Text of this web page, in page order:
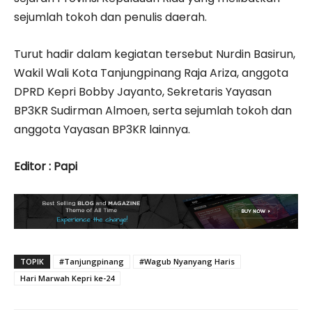
sejumlah tokoh dan penulis daerah.
Turut hadir dalam kegiatan tersebut Nurdin Basirun,
Wakil Wali Kota Tanjungpinang Raja Ariza, anggota
DPRD Kepri Bobby Jayanto, Sekretaris Yayasan
BP3KR Sudirman Almoen, serta sejumlah tokoh dan
anggota Yayasan BP3KR lainnya.
Editor : Papi
TOPIK #Tanjungpinang
#Wagub Nyanyang Haris
Hari Marwah Kepri ke-24